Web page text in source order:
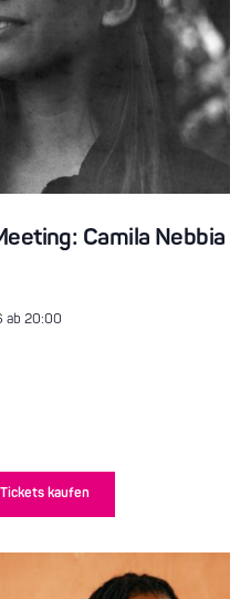
Camila Nebbia
ab 20:00
Tickets kaufen